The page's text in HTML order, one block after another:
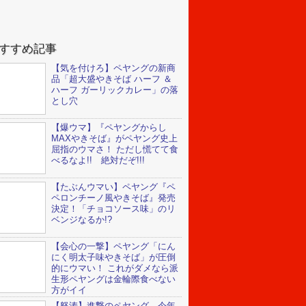
すめ記事
【気を付けろ】ペヤングの新商
品「超大盛やきそば ハーフ ＆
ハーフ ガーリックカレー」の落
とし穴
【爆ウマ】『ペヤングからし
MAXやきそば』がペヤング史上
屈指のウマさ！ ただし慌てて食
べるなよ!! 絶対だぞ!!!
【たぶんウマい】ペヤング『ペ
ペロンチーノ風やきそば』発売
決定！「チョコソース味」のリ
ベンジなるか!?
【会心の一撃】ペヤング「にん
にく明太子味やきそば」が圧倒
的にウマい！ これがダメなら派
生形ペヤングは金輪際食べない
方がイイ